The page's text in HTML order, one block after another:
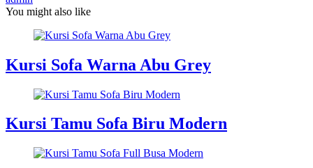
You might also like
Kursi Sofa Warna Abu Grey
Kursi Tamu Sofa Biru Modern